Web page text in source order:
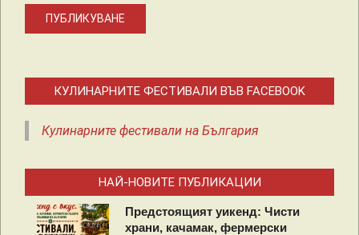
КУЛИНАРНИТЕ ФЕСТИВАЛИ ВЪВ FACEBOOK
Кулинарните фестивали на България
НАЙ-НОВИТЕ ПУБЛИКАЦИИ
Предстоящият уикенд: Чисти
храни, качамак, фермерски